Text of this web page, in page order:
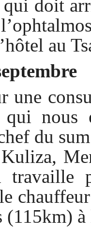
doit
au
une
nous
du
travaille
(115km)